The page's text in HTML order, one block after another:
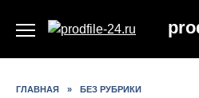
ГЛАВНАЯ » БЕЗ РУБРИКИ